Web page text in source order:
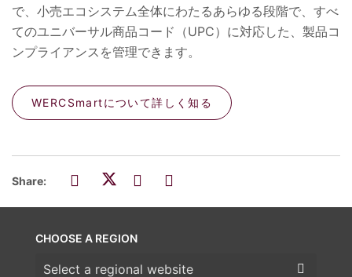
で、小売エコシステム全体にわたるあらゆる段階で、すべ
てのユニバーサル商品コード（UPC）に対応した、製品コ
ンプライアンスを管理できます。
WERCSmartについて詳しく知る
Share:
CHOOSE A REGION
Choose a region